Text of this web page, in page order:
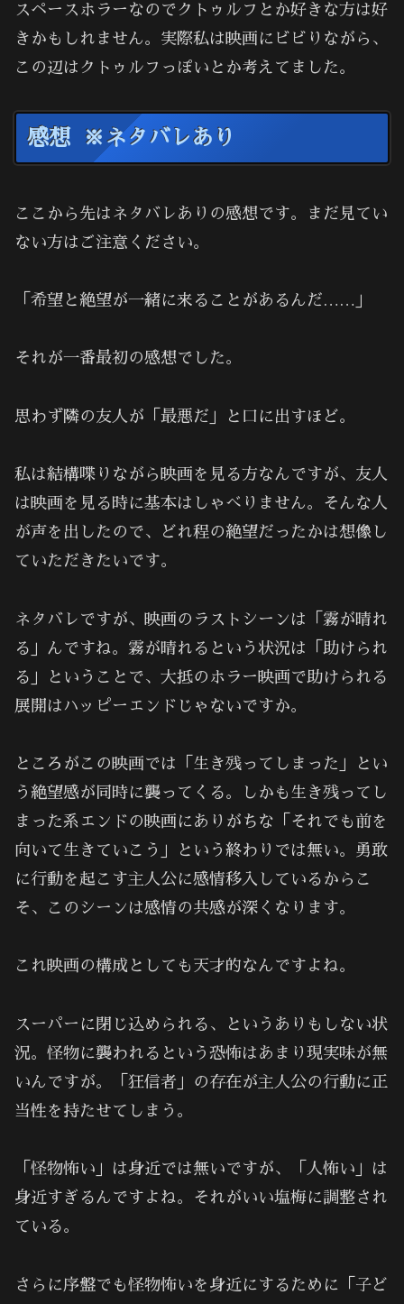
スペースホラーなのでクトゥルフとか好きな方は好
きかもしれません。実際私は映画にビビりながら、
この辺はクトゥルフっぽいとか考えてました。
感想 ※ネタバレあり
ここから先はネタバレありの感想です。まだ見てい
ない方はご注意ください。
「希望と絶望が一緒に来ることがあるんだ……」
それが一番最初の感想でした。
思わず隣の友人が「最悪だ」と口に出すほど。
私は結構喋りながら映画を見る方なんですが、友人
は映画を見る時に基本はしゃべりません。そんな人
が声を出したので、どれ程の絶望だったかは想像し
ていただきたいです。
ネタバレですが、映画のラストシーンは「霧が晴れ
る」んですね。霧が晴れるという状況は「助けられ
る」ということで、大抵のホラー映画で助けられる
展開はハッピーエンドじゃないですか。
ところがこの映画では「生き残ってしまった」とい
う絶望感が同時に襲ってくる。しかも生き残ってし
まった系エンドの映画にありがちな「それでも前を
向いて生きていこう」という終わりでは無い。勇敢
に行動を起こす主人公に感情移入しているからこ
そ、このシーンは感情の共感が深くなります。
これ映画の構成としても天才的なんですよね。
スーパーに閉じ込められる、というありもしない状
況。怪物に襲われるという恐怖はあまり現実味が無
いんですが。「狂信者」の存在が主人公の行動に正
当性を持たせてしまう。
「怪物怖い」は身近では無いですが、「人怖い」は
身近すぎるんですよね。それがいい塩梅に調整され
ている。
さらに序盤でも怪物怖いを身近にするために「子ど